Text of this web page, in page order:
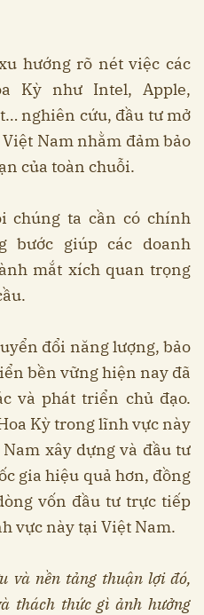
hướng rõ nét việc các
Kỳ như Intel, Apple,
nghiên cứu, đầu tư mở
Nam nhằm đảm bảo
của toàn chuỗi.
chúng ta cần có chính
bước giúp các doanh
mắt xích quan trọng
đổi năng lượng, bảo
bền vững hiện nay đã
và phát triển chủ đạo.
Kỳ trong lĩnh vực này
xây dựng và đầu tư
gia hiệu quả hơn, đồng
vốn đầu tư trực tiếp
vực này tại Việt Nam.
và nền tảng thuận lợi đó,
thách thức gì ảnh hưởng